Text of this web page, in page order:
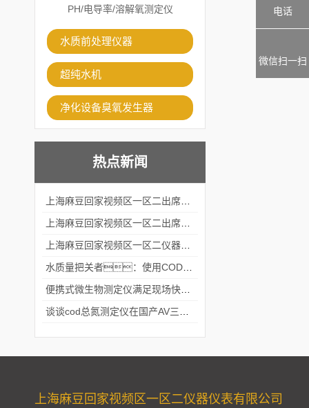
PH/电导率/溶解氧测定仪
水质前处理仪器
超纯水机
净化设备臭氧发生器
热点新闻
上海麻豆回家视频区一区二仪器仪表有限公司
电话
微信扫一扫